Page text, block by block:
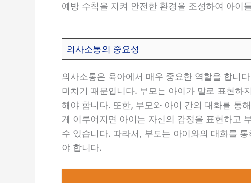
예방 수칙을 지켜 안전한 환경을 조성하여 아이
의사소통의 중요성
의사소통은 육아에서 매우 중요한 역할을 합니
미치기 때문입니다. 부모는 아이가 말로 표현하
해야 합니다. 또한, 부모와 아이 간의 대화를 통
게 이루어지면 아이는 자신의 감정을 표현하고
수 있습니다. 따라서, 부모는 아이와의 대화를
야 합니다.